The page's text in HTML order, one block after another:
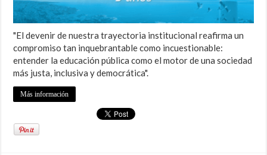
"El devenir de nuestra trayectoria institucional reafirma un
compromiso tan inquebrantable como incuestionable:
entender la educación pública como el motor de una sociedad
más justa, inclusiva y democrática".
Más información